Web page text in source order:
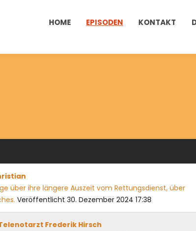
HOME EPISODEN KONTAKT
über ihre längere Auszeit vom Rettungsdienst, über
Veröffentlicht 30. Dezember 2024 17:38
Frederik Hirsch